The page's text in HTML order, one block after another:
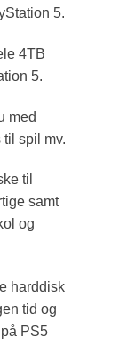
5.
4TB
5.
med
spil mv.
til
samt
og
harddisk
tid og
PS5